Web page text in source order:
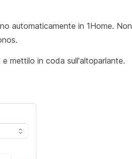
automaticamente in 1Home. Non
mettilo in coda sull'altoparlante.